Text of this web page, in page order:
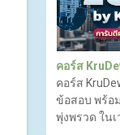
คอร์ส
คอร์ส
ข้อสอบ พร้อ
พุ่งพรวด ในเ